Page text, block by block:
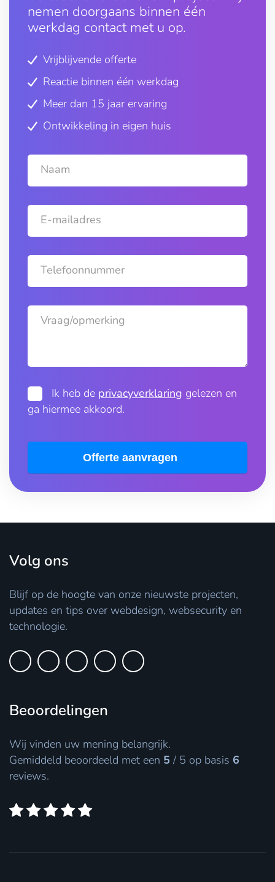
nemen doorgaans binnen één
werkdag contact met u op.
Vrijblijvende offerte
Reactie binnen één werkdag
Meer dan 15 jaar ervaring
Ontwikkeling in eigen huis
Naam
E-mailadres
Telefoonnummer
Vraag/opmerking
Ik heb de privacyverklaring gelezen en
ga hiermee akkoord.
Offerte aanvragen
Volg ons
Blijf op de hoogte van onze nieuwste projecten,
updates en tips over webdesign, websecurity en
technologie.
Beoordelingen
Wij vinden uw mening belangrijk.
Gemiddeld beoordeeld met een 5 / 5 op basis 6
reviews.